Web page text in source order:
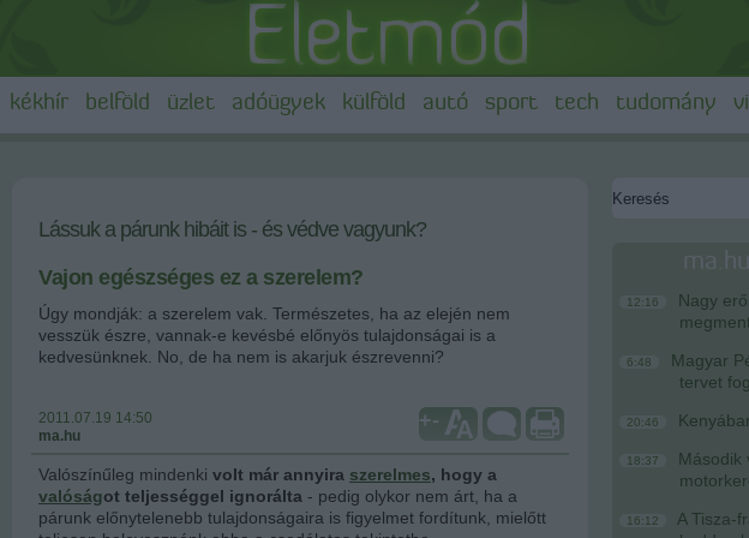
kékhír belföld üzlet adóügyek külföld autó sport tech tudomány
Lássuk a párunk hibáit is - és védve vagyunk?
Vajon egészséges ez a szerelem?
Úgy mondják: a szerelem vak. Természetes, ha az elején nem
vesszük észre, vannak-e kevésbé előnyös tulajdonságai is a
kedvesünknek. No, de ha nem is akarjuk észrevenni?
2011.07.19 14:50
ma.hu
+-
Valószínűleg mindenki volt már annyira szerelmes, hogy a
valóságot teljességgel ignorálta - pedig olykor nem árt, ha a
párunk előnytelenebb tulajdonságaira is figyelmet fordítunk, mielőtt
12:16
Nagy
6:48
Magyar
tervet
20:46
18:37
Második
16:12
A Tisza-